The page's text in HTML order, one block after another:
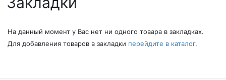
На данный момент у Вас нет ни одного товара в закладках.
Для добавления товаров в закладки перейдите в каталог.